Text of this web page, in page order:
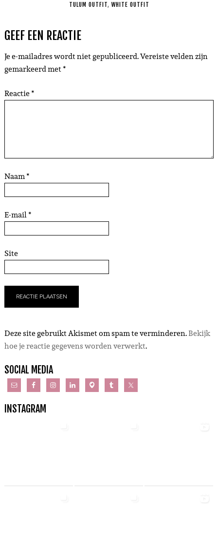
TULUM OUTFIT, WHITE OUTFIT
GEEF EEN REACTIE
Je e-mailadres wordt niet gepubliceerd.Vereiste velden zijn
gemarkeerd met*
Reactie*
Naam*
E-mail*
Site
Deze site gebruikt Akismet om spam te verminderen.Bekijk
hoe je reactie gegevens worden verwerkt.
SOCIAL MEDIA
INSTAGRAM